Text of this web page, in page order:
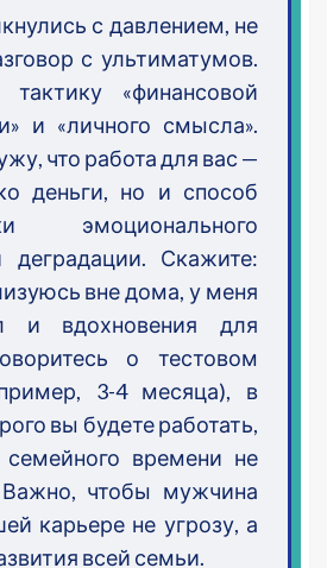
с давлением, не
с ультиматумов.
тактику «финансовой
и «личного смысла».
что работа для вас —
деньги, но и способ
эмоционального
деградации. Скажите:
вне дома, у меня
и вдохновения для
о тестовом
3-4 месяца), в
вы будете работать,
семейного времени не
Важно, чтобы мужчина
карьере не угрозу, а
всей семьи.